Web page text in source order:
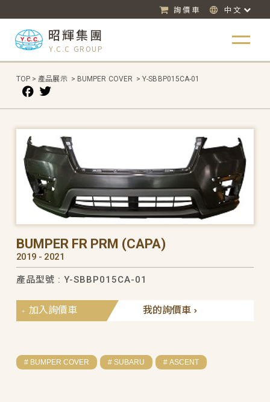
詢價車 中文
昭輝集團
Y.C.C GROUP
TOP > 產品展示 > BUMPER COVER > Y-SBBP015CA-01
BUMPER FR PRM (CAPA)
2019 - 2021
產品型號 : Y-SBBP015CA-01
我的詢價車
加入詢價車
# BUMPER COVER # SUBARU # ASCENT